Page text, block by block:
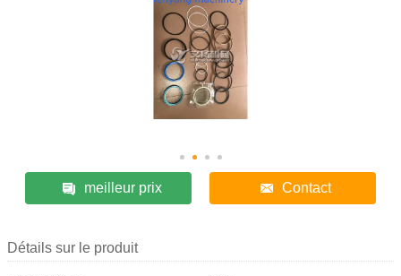
meilleur prix Contact
Détails sur le produit